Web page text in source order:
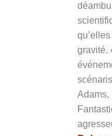
gravité.
Adams,